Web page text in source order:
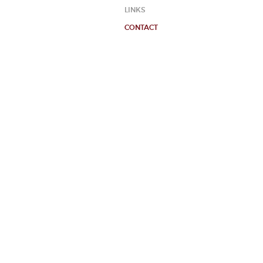
LINKS
CONTACT